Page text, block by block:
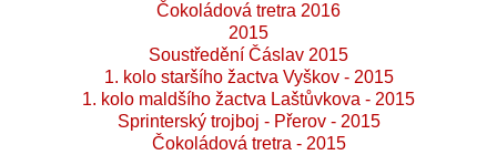
Čokoládová tretra 2016
2015
Soustředění Čáslav 2015
1. kolo staršího žactva Vyškov - 2015
1. kolo maldšího žactva Laštůvkova - 2015
Sprinterský trojboj - Přerov - 2015
Čokoládová tretra - 2015